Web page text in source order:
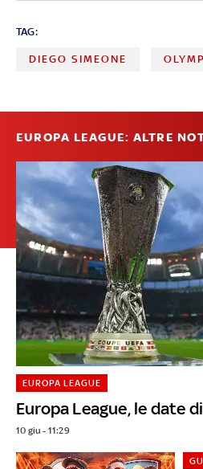
TAG:
DIEGO SIMEONE
EUROPA LEAGUE: ALTRE
Europa League, le date
EUROPA LEAGUE
10 giu - 11:29